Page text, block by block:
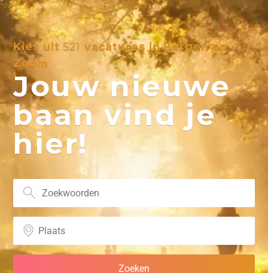
Kies uit521 vacatures in Bergen op
Zoom
Jouw nieuwe
baan vind je
hier!